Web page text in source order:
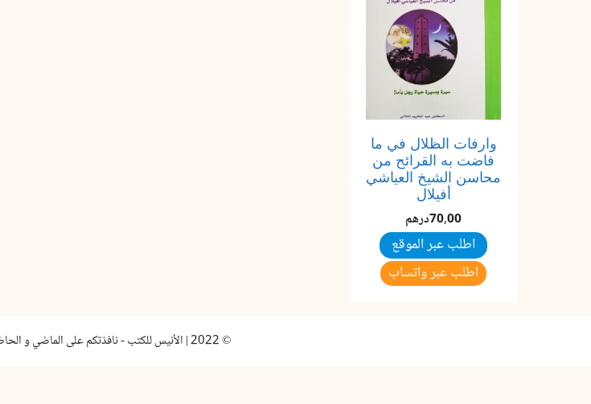
وارفات الظلال في ما
فاضت به القرائح من
محاسن الشيخ العياشي
أفيلال
70,00درهم
اطلب عبر الموقع
اطلب عبر واتساب
© 2022 | الأنيس للكتب - نافذتكم على الماضي و الحاضر والمستقبل -